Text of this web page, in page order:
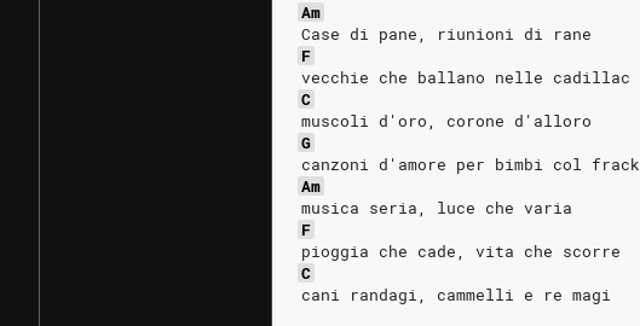
Am
Case di pane, riunioni di rane
F
vecchie che ballano nelle cadillac
C
muscoli d'oro, corone d'alloro
G
canzoni d'amore per bimbi col frack
Am
musica seria, luce che varia
F
pioggia che cade, vita che scorre
C
cani randagi, cammelli e re magi